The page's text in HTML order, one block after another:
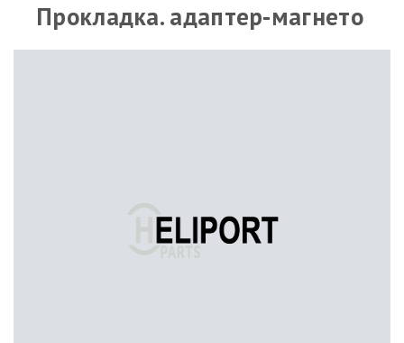
Прокладка. адаптер-магнето